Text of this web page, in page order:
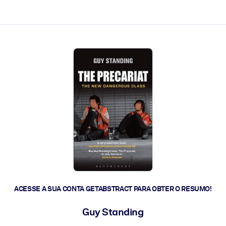
ACESSE A SUA CONTA GETABSTRACT PARA OBTER O RESUMO!
Guy Standing